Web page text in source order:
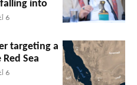
into...
6 أغسطس، 2026
targeting a
Sea
6 أغسطس، 2026